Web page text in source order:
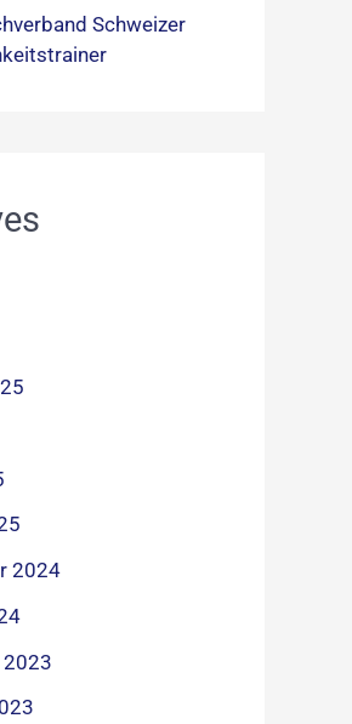
Schweizer
2024
2023